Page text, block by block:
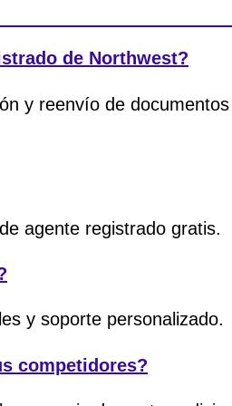
de Northwest?
y reenvío de
agente registrado gratis.
y soporte personalizado.
competidores?